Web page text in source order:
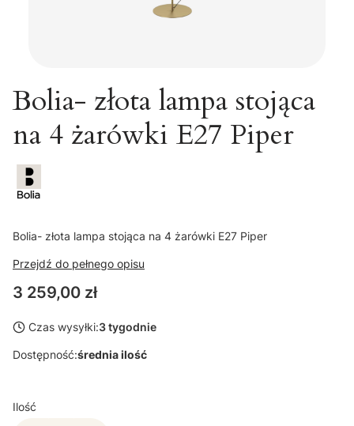
Bolia- złota lampa stojąca
na 4 żarówki E27 Piper
Bolia- złota lampa stojąca na 4 żarówki E27 Piper
Przejdź do pełnego opisu
Cena
3 259,00 zł
Czas wysyłki:3 tygodnie
Dostępność:średnia ilość
Ilość